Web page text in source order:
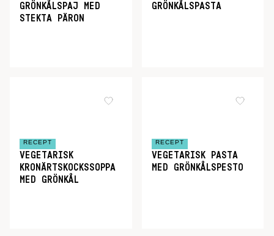
GRÖNKÅLSPAJ MED
STEKTA PÄRON
GRÖNKÅLSPASTA
RECEPT
VEGETARISK
KRONÄRTSKOCKSSOPPA
MED GRÖNKÅL
RECEPT
VEGETARISK PASTA
MED GRÖNKÅLSPESTO